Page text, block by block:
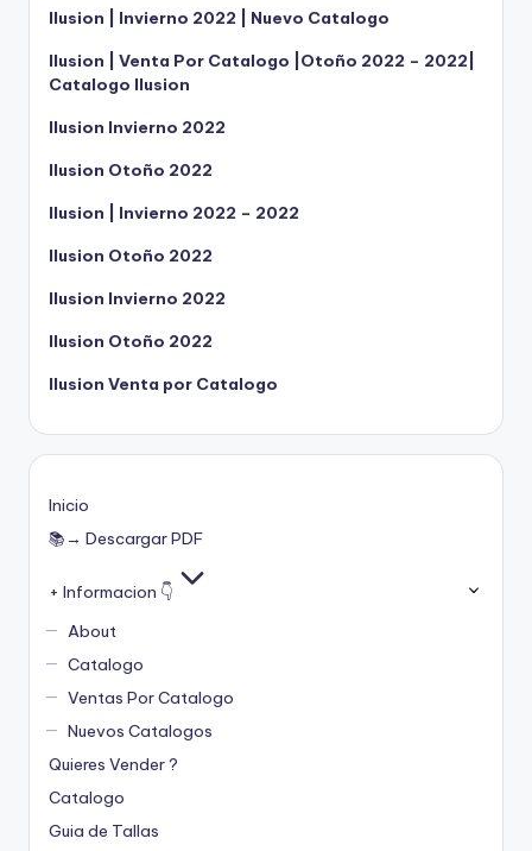
Ilusion | Invierno 2022 | Nuevo Catalogo
Ilusion | Venta Por Catalogo |Otoño 2022 – 2022|
Catalogo Ilusion
Ilusion Invierno 2022
Ilusion Otoño 2022
Ilusion | Invierno 2022 – 2022
Ilusion Otoño 2022
Ilusion Invierno 2022
Ilusion Otoño 2022
Ilusion Venta por Catalogo
Inicio
📚→ Descargar PDF
+ Informacion 👇
About
Catalogo
Ventas Por Catalogo
Nuevos Catalogos
Quieres Vender ?
Catalogo
Guia de Tallas